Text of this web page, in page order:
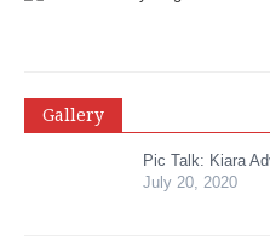
Gallery
Pic Talk: Kiara
July 20, 2020